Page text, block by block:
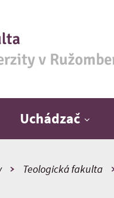
v
Uchádzač
Teologická fakulta